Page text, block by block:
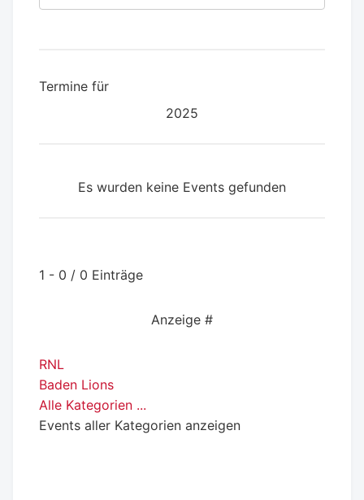
Termine für
2025
Es wurden keine Events gefunden
Limite der Paginierungsliste
1 - 0 / 0 Einträge
Anzeige #
RNL
Baden Lions
Alle Kategorien ...
Events aller Kategorien anzeigen